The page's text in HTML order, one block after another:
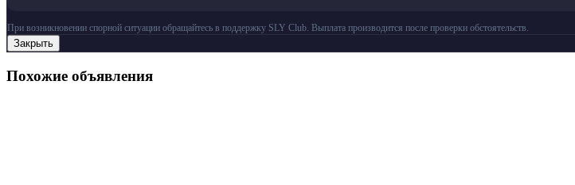
При возникновении спорной ситуации обращайтесь в поддержку SLY Club. Выплата производится после проверки обстоятельств.
Закрыть
Похожие объявления